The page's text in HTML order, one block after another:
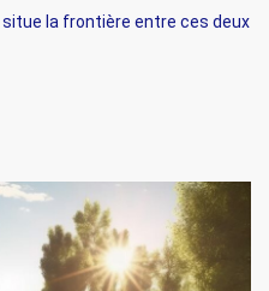
situe la frontière entre ces deux